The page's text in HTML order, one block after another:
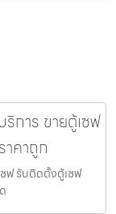
การ ขายตู้เซฟ
คาถูก
ซฟ รับติดตั้งตู้เซฟ